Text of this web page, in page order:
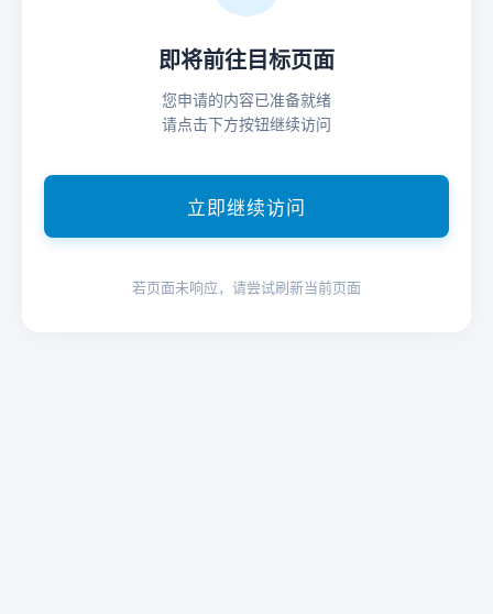
即将前往目标页面
您申请的内容已准备就绪
请点击下方按钮继续访问
立即继续访问
若页面未响应，请尝试刷新当前页面